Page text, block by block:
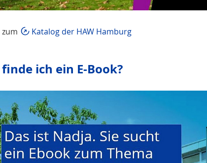
Katalog der HAW Hamburg
ich ein E-Book?
möchten Sie darauf hinweisen,
an den jeweiligen Anbieter